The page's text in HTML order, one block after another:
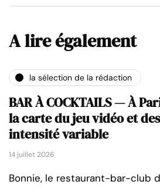
A lire également
la sélection de la rédaction
BAR À COCKTAILS — À
la carte du jeu vidéo et
intensité variable
14 juillet 2026
Bonnie, le restaurant-bar-club